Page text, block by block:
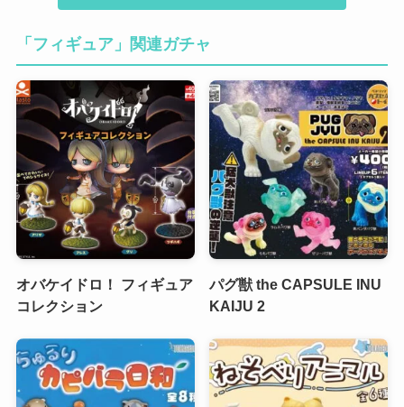
「フィギュア」関連ガチャ
オバケイドロ！ フィギュア
コレクション
パグ獣 the CAPSULE INU
KAIJU 2